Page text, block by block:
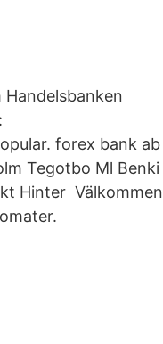
forex bank ab
Tegotbo Ml Benki
Hinter Välkommen